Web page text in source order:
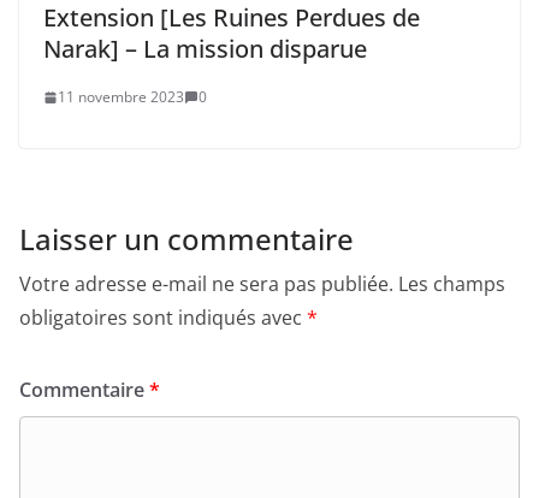
Extension [Les Ruines Perdues de
Narak] – La mission disparue
11 novembre 2023 0
Laisser un commentaire
Votre adresse e-mail ne sera pas publiée. Les champs
obligatoires sont indiqués avec *
Commentaire*